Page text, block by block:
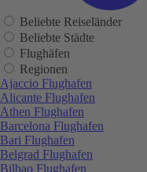
Beliebte Reiseländer
Beliebte Städte
Flughäfen
Regionen
Ajaccio Flughafen
Alicante Flughafen
Athen Flughafen
Barcelona Flughafen
Bari Flughafen
Belgrad Flughafen
Bilbao Flughafen